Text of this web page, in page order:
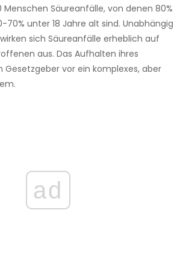
Menschen Säureanfälle, von denen 80%
70% unter 18 Jahre alt sind. Unabhängig
sich Säureanfälle erheblich auf
aus. Das Aufhalten ihres
Gesetzgeber vor ein komplexes, aber
ad